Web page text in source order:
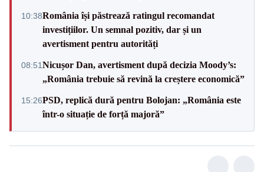
10:38România își păstrează ratingul recomandat
investițiilor. Un semnal pozitiv, dar și un
avertisment pentru autorități
08:51Nicușor Dan, avertisment după decizia Moody’s:
„România trebuie să revină la creștere economică”
15:26PSD, replică dură pentru Bolojan: „România este
într-o situație de forță majoră”